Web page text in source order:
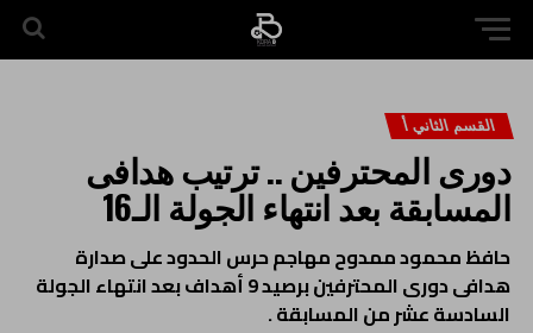
القسم الثاني أ
دورى المحترفين .. ترتيب هدافى
المسابقة بعد انتهاء الجولة الـ16
حافظ محمود ممدوح مهاجم حرس الحدود على صدارة
هدافى دورى المحترفين برصيد 9 أهداف بعد انتهاء الجولة
السادسة عشر من المسابقة .